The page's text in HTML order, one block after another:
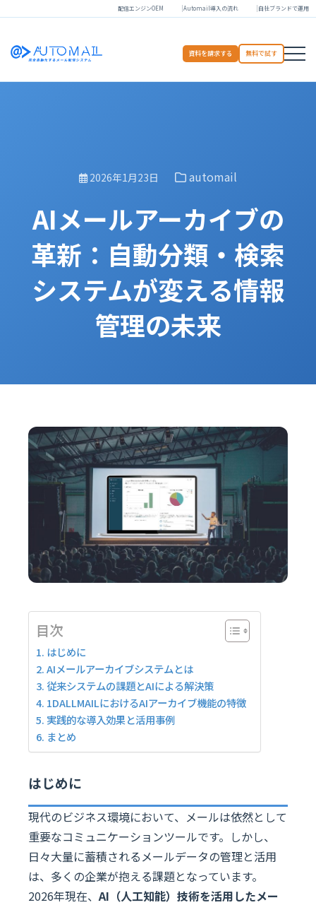
配信エンジンOEM Automail導入の流れ 自社ブランドで運用
資料を請求する 無料で試す
2026年1月23日 automail
AIメールアーカイブの
革新：自動分類・検索
システムが変える情報
管理の未来
目次
はじめに
AIメールアーカイブシステムとは
従来システムの課題とAIによる解決策
1DALLMAILにおけるAIアーカイブ機能の特徴
実践的な導入効果と活用事例
まとめ
はじめに
現代のビジネス環境において、メールは依然として
重要なコミュニケーションツールです。しかし、
日々大量に蓄積されるメールデータの管理と活用
は、多くの企業が抱える課題となっています。
2026年現在、AI（人工知能）技術を活用したメー